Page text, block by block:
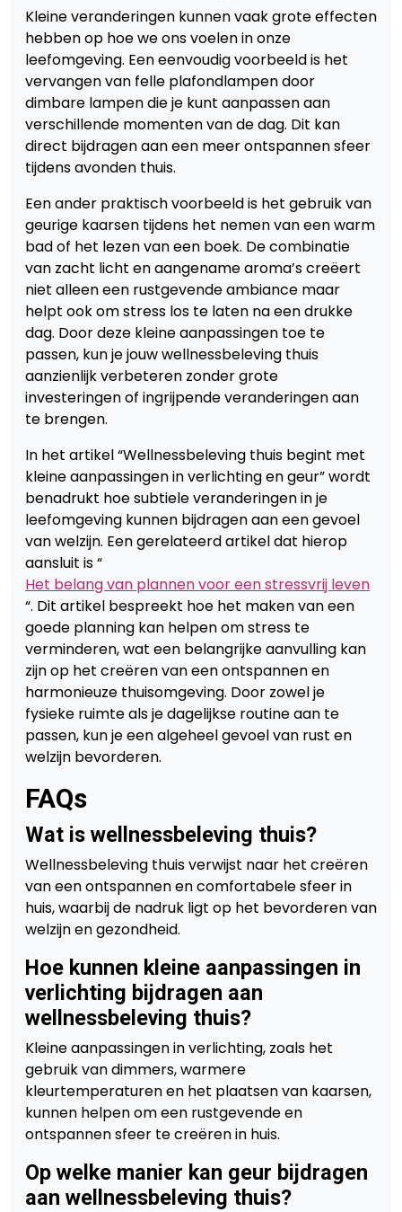
Kleine veranderingen kunnen vaak grote effecten
hebben op hoe we ons voelen in onze
leefomgeving. Een eenvoudig voorbeeld is het
vervangen van felle plafondlampen door
dimbare lampen die je kunt aanpassen aan
verschillende momenten van de dag. Dit kan
direct bijdragen aan een meer ontspannen sfeer
tijdens avonden thuis.
Een ander praktisch voorbeeld is het gebruik van
geurige kaarsen tijdens het nemen van een warm
bad of het lezen van een boek. De combinatie
van zacht licht en aangename aroma’s creëert
niet alleen een rustgevende ambiance maar
helpt ook om stress los te laten na een drukke
dag. Door deze kleine aanpassingen toe te
passen, kun je jouw wellnessbeleving thuis
aanzienlijk verbeteren zonder grote
investeringen of ingrijpende veranderingen aan
te brengen.
In het artikel “Wellnessbeleving thuis begint met
kleine aanpassingen in verlichting en geur” wordt
benadrukt hoe subtiele veranderingen in je
leefomgeving kunnen bijdragen aan een gevoel
van welzijn. Een gerelateerd artikel dat hierop
aansluit is “
Het belang van plannen voor een stressvrij leven
“. Dit artikel bespreekt hoe het maken van een
goede planning kan helpen om stress te
verminderen, wat een belangrijke aanvulling kan
zijn op het creëren van een ontspannen en
harmonieuze thuisomgeving. Door zowel je
fysieke ruimte als je dagelijkse routine aan te
passen, kun je een algeheel gevoel van rust en
welzijn bevorderen.
FAQs
Wat is wellnessbeleving thuis?
Wellnessbeleving thuis verwijst naar het creëren
van een ontspannen en comfortabele sfeer in
huis, waarbij de nadruk ligt op het bevorderen van
welzijn en gezondheid.
Hoe kunnen kleine aanpassingen in
verlichting bijdragen aan
wellnessbeleving thuis?
Kleine aanpassingen in verlichting, zoals het
gebruik van dimmers, warmere
kleurtemperaturen en het plaatsen van kaarsen,
kunnen helpen om een rustgevende en
ontspannen sfeer te creëren in huis.
Op welke manier kan geur bijdragen
aan wellnessbeleving thuis?